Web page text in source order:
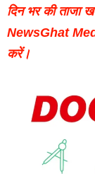
दिन भर की
NewsGhat
करें।